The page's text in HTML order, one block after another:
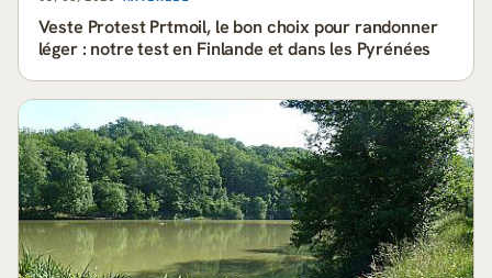
Veste Protest Prtmoil, le bon choix pour randonner
léger : notre test en Finlande et dans les Pyrénées